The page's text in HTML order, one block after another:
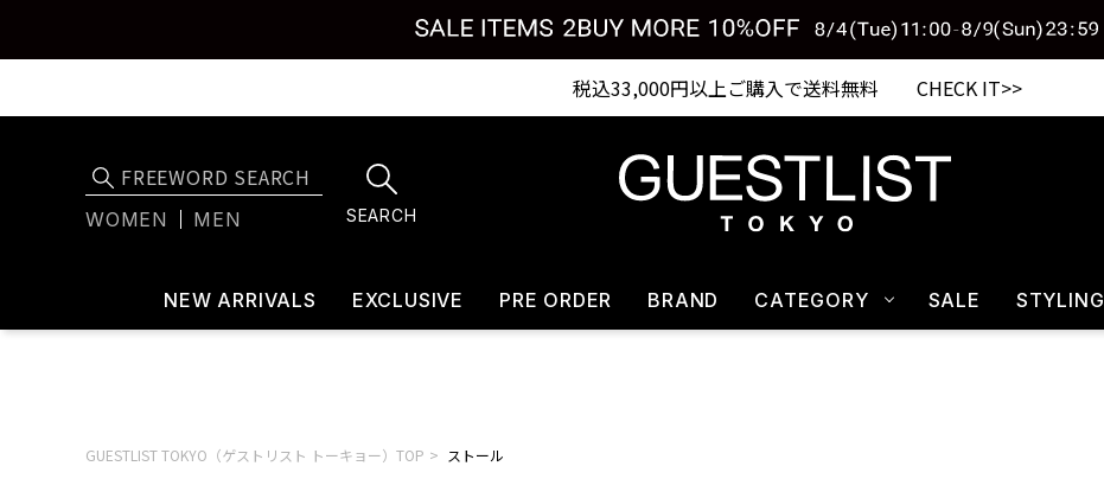
税込33,000円以上ご購入で送料無料 CHECK IT>>
WOMEN MEN SEARCH
NEW ARRIVALS EXCLUSIVE PRE ORDER BRAND CATEGORY SALE STYLING
GUESTLIST TOKYO（ゲストリスト トーキョー）TOP ストール